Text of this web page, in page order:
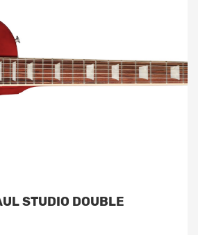
STUDIO DOUBLE